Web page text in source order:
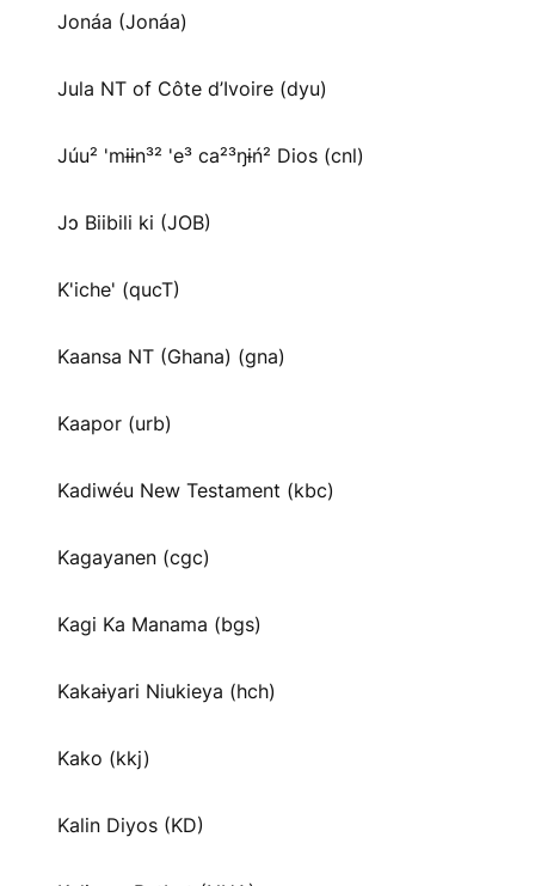
Jonáa (Jonáa)
Jula NT of Côte d’Ivoire (dyu)
Júu² 'mɨɨn³² 'e³ ca²³ŋɨń² Dios (cnl)
Jɔ Biibili ki (JOB)
K'iche' (qucT)
Kaansa NT (Ghana) (gna)
Kaapor (urb)
Kadiwéu New Testament (kbc)
Kagayanen (cgc)
Kagi Ka Manama (bgs)
Kakaɨyari Niukieya (hch)
Kako (kkj)
Kalin Diyos (KD)